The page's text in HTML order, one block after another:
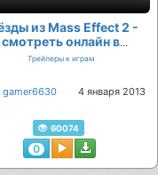
из Mass Effect 2 -
смотреть онлайн в
хорошем качестве
Трейлеры к играм
gamer6630 4 января 2013
60074
0